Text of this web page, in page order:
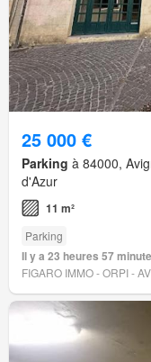
25 000 €
Parking à 84000,
d'Azur
11 m²
Parking
Il y a 23 heures 57
FIGARO IMMO - ORPI -